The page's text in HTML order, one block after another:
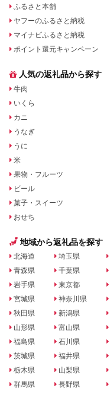
ふるさと本舗
ヤフーのふるさと納税
マイナビふるさと納税
ポイント還元キャンペーン
人気の返礼品から探す
牛肉
いくら
カニ
うなぎ
うに
米
果物・フルーツ
ビール
菓子・スイーツ
おせち
地域から返礼品を探す
北海道
青森県
岩手県
宮城県
秋田県
山形県
福島県
茨城県
栃木県
群馬県
埼玉県
千葉県
東京都
神奈川県
新潟県
富山県
石川県
福井県
山梨県
長野県